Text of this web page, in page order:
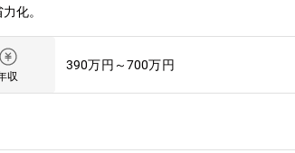
化。
収
390万円～700万円